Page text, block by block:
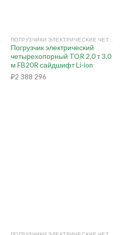
Погрузчик электрический
четырехопорный TOR 2,0 т 3,0
м FB20R сайдшифт Li-ion
₽2 388 296